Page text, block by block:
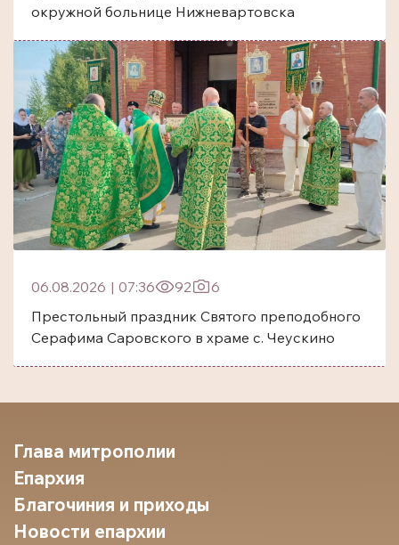
окружной больнице Нижневартовска
06.08.2026 | 07:36 92
6
Престольный праздник Святого преподобного
Серафима Саровского в храме с. Чеускино
Глава митрополии
Епархия
Благочиния и приходы
Новости епархии